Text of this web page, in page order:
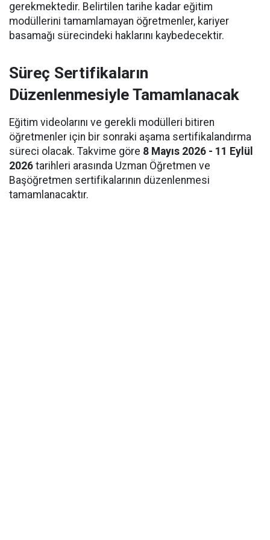
gerekmektedir. Belirtilen tarihe kadar eğitim
modüllerini tamamlamayan öğretmenler, kariyer
basamağı sürecindeki haklarını kaybedecektir.
Süreç Sertifikaların
Düzenlenmesiyle Tamamlanacak
Eğitim videolarını ve gerekli modülleri bitiren
öğretmenler için bir sonraki aşama sertifikalandırma
süreci olacak. Takvime göre 8 Mayıs 2026 - 11 Eylül
2026 tarihleri arasında Uzman Öğretmen ve
Başöğretmen sertifikalarının düzenlenmesi
tamamlanacaktır.